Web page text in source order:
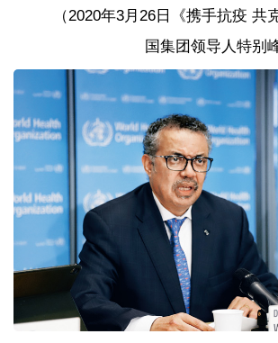
（2020年3月26日《携手抗疫
国集团领导人特别